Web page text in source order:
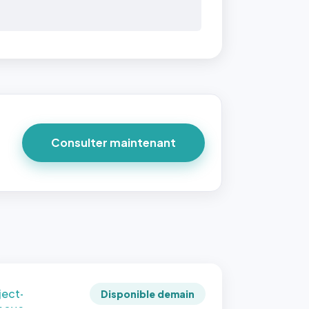
Consulter maintenant
par
1:1
Disponible demain